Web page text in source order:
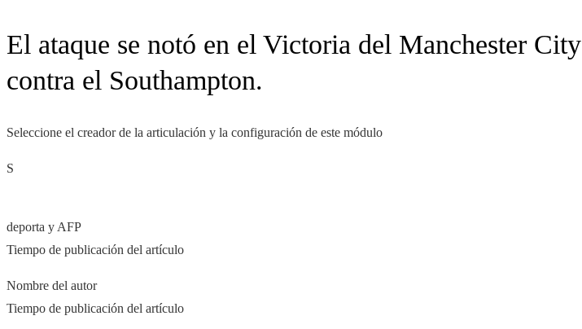
El ataque se notó en el Victoria del Manchester City
contra el Southampton.
Seleccione el creador de la articulación y la configuración de este módulo
S
deporta y AFP
Tiempo de publicación del artículo
Nombre del autor
Tiempo de publicación del artículo